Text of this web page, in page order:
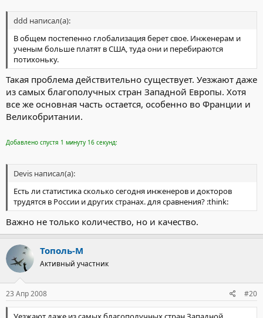
ddd написал(а):
В общем постепенно глобализация берет свое. Инженерам и
ученым больше платят в США, туда они и перебираются
потихоньку.
Такая проблема действительно существует. Уезжают даже
из самых благополучных стран Западной Европы. Хотя
все же основная часть остается, особенно во Франции и
Великобритании.
Добавлено спустя 1 минуту 16 секунд:
Devis написал(а):
Есть ли статистика сколько сегодня инженеров и докторов
трудятся в России и других странах. для сравнения? :think:
Важно не только количество, но и качество.
Тополь-М
Активный участник
23 Апр 2008 #20